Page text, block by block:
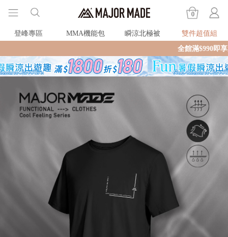
0
登峰專區 MMA機能包 瞬涼北極被
雙件超值組
全館滿$990即享免運🛒現貨商品2個